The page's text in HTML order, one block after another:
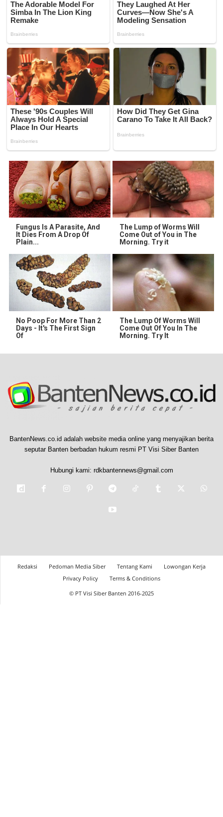
Fungus Is A Parasite, And
It Dies From A Drop Of
Plain...
The Lump of Worms Will
Come Out of You in The
Morning. Try it
No Poop For More Than 2
Days - It's The First Sign
Of
The Lump Of Worms Will
Come Out Of You In The
Morning. Try It
BantenNews.co.id adalah website media online yang menyajikan berita
seputar Banten berbadan hukum resmi PT Visi Siber Banten
Hubungi kami: rdkbantennews@gmail.com
Redaksi Pedoman Media Siber Tentang Kami
Lowongan Kerja
Privacy Policy
Terms & Conditions
© PT Visi Siber Banten 2016-2025